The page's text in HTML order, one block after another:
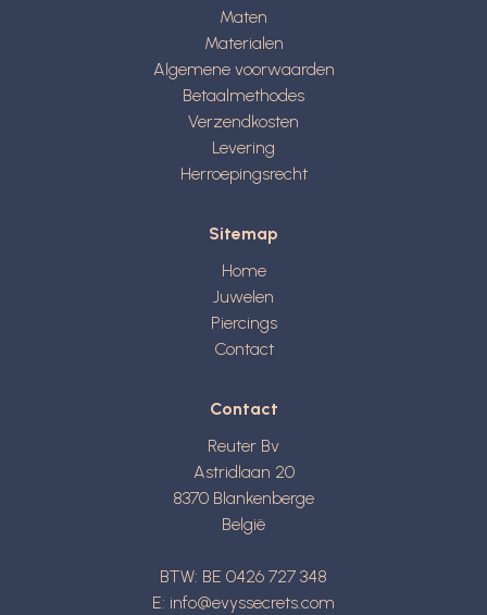
Maten
Materialen
Algemene voorwaarden
Betaalmethodes
Verzendkosten
Levering
Herroepingsrecht
Sitemap
Home
Juwelen
Piercings
Contact
Contact
Reuter Bv
Astridlaan 20
8370 Blankenberge
België
BTW: BE 0426 727 348
E: info@evyssecrets.com